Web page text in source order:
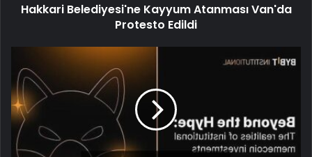
Hakkari Belediyesi'ne Kayyum Atanması Van'da
Protesto Edildi